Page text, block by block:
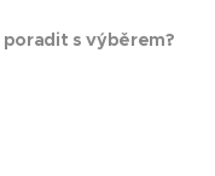
s výběrem?